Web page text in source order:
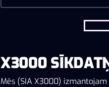
Šai spēlei
X3000
Mēs (SIA X3000)